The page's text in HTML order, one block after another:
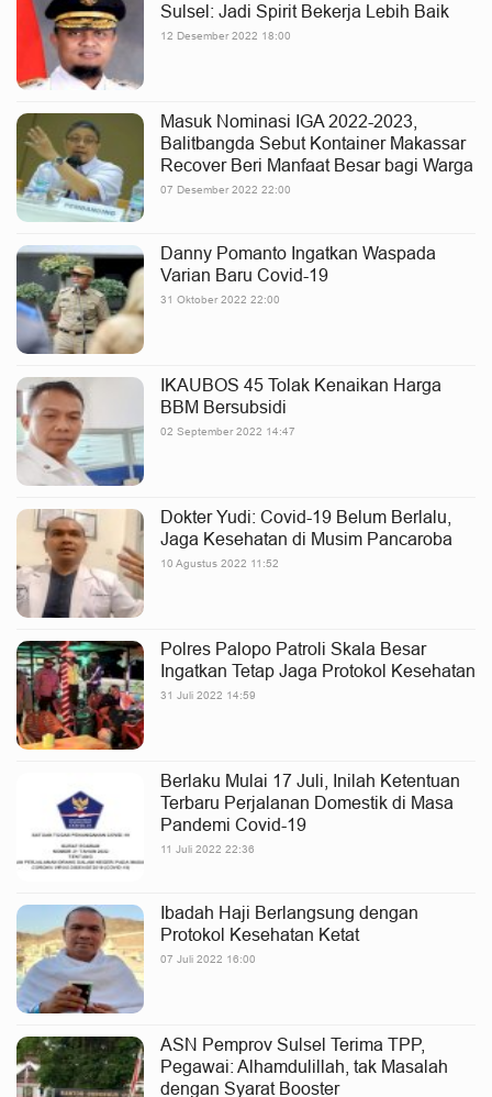
Sulsel: Jadi Spirit Bekerja Lebih Baik
12 Desember 2022 18:00
Masuk Nominasi IGA 2022-2023,
Balitbangda Sebut Kontainer Makassar
Recover Beri Manfaat Besar bagi Warga
07 Desember 2022 22:00
Danny Pomanto Ingatkan Waspada
Varian Baru Covid-19
31 Oktober 2022 22:00
IKAUBOS 45 Tolak Kenaikan Harga
BBM Bersubsidi
02 September 2022 14:47
Dokter Yudi: Covid-19 Belum Berlalu,
Jaga Kesehatan di Musim Pancaroba
10 Agustus 2022 11:52
Polres Palopo Patroli Skala Besar
Ingatkan Tetap Jaga Protokol Kesehatan
31 Juli 2022 14:59
Berlaku Mulai 17 Juli, Inilah Ketentuan
Terbaru Perjalanan Domestik di Masa
Pandemi Covid-19
11 Juli 2022 22:36
Ibadah Haji Berlangsung dengan
Protokol Kesehatan Ketat
07 Juli 2022 16:00
ASN Pemprov Sulsel Terima TPP,
Pegawai: Alhamdulillah, tak Masalah
dengan Syarat Booster